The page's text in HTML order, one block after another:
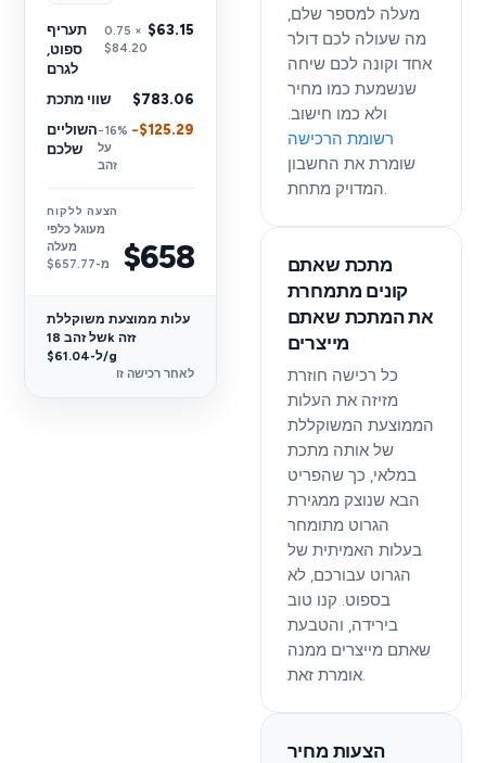
תעריף
ספוט,
לגרם
0.75 ×
$84.20
$63.15
שווי מתכת
$783.06
השוליים
שלכם
−16%
על
זהב
−$125.29
הצעה ללקוח
מעוגל כלפי
מעלה
מ-$657.77
$658
עלות ממוצעת משוקללת
של זהב 18k זזה
ל-$61.04/g
לאחר רכישה זו
מעלה למספר שלם,
מה שעולה לכם דולר
אחד וקונה לכם שיחה
שנשמעת כמו מחיר
ולא כמו חישוב.
רשומת הרכישה
שומרת את החשבון
המדויק מתחת.
מתכת שאתם
קונים מתמחרת
את המתכת שאתם
מייצרים
כל רכישה חוזרת
מזיזה את העלות
הממוצעת המשוקללת
של אותה מתכת
במלאי, כך שהפריט
הבא שנוצק ממגירת
הגרוט מתומחר
בעלות האמיתית של
הגרוט עבורכם, לא
בספוט. קנו טוב
בירידה, והטבעת
שאתם מייצרים ממנה
אומרת זאת.
הצעות מחיר